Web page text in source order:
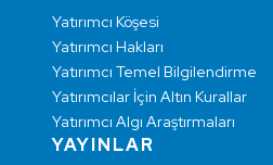
Yatırımcı Köşesi
Yatırımcı Hakları
Yatırımcı Temel Bilgilendirme
Yatırımcılar İçin Altın Kurallar
Yatırımcı Algı Araştırmaları
YAYINLAR